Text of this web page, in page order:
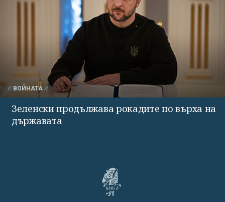
ВОЙНАТА
Зеленски продължава рокадите по върха на
държавата